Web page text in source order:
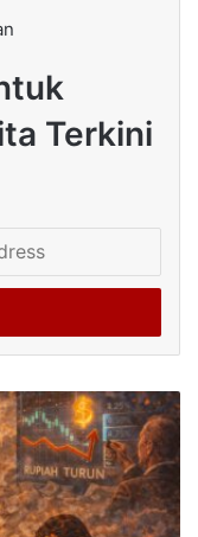
Terkini